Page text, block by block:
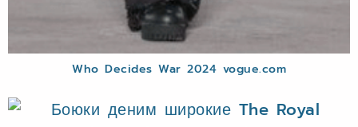
Who Decides War 2024 vogue.com